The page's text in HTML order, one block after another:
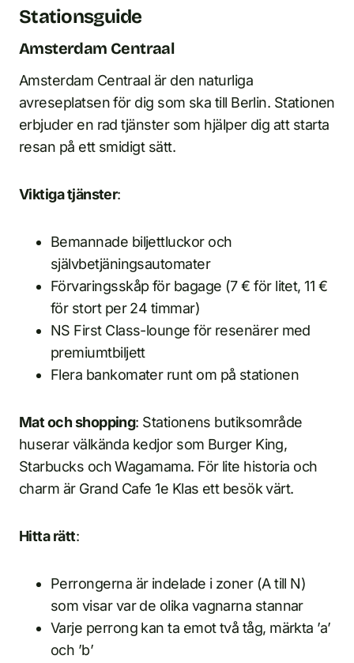
Stationsguide
Amsterdam Centraal
Amsterdam Centraal är den naturliga
avreseplatsen för dig som ska till Berlin. Stationen
erbjuder en rad tjänster som hjälper dig att starta
resan på ett smidigt sätt.
Viktiga tjänster:
Bemannade biljettluckor och
självbetjäningsautomater
Förvaringsskåp för bagage (7 € för litet, 11 €
för stort per 24 timmar)
NS First Class-lounge för resenärer med
premiumtbiljett
Flera bankomater runt om på stationen
Mat och shopping: Stationens butiksområde
huserar välkända kedjor som Burger King,
Starbucks och Wagamama. För lite historia och
charm är Grand Cafe 1e Klas ett besök värt.
Hitta rätt:
Perrongerna är indelade i zoner (A till N)
som visar var de olika vagnarna stannar
Varje perrong kan ta emot två tåg, märkta ’a’
och ’b’